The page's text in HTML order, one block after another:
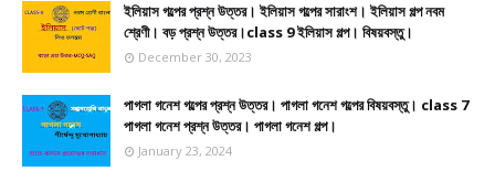
ইলিয়াস গল্পের প্রশ্ন উত্তর। ইলিয়াস গল্পের সারাংশ। ইলিয়াস গল্প নবম
শ্রেণী। বড় প্রশ্ন উত্তর।class 9 ইলিয়াস গল্প। বিষয়বস্তু।
December 30, 2023
পাগলা গনেশ গল্পের প্রশ্ন উত্তর। পাগলা গনেশ গল্পের বিষয়বস্তু। class 7
পাগলা গনেশ প্রশ্ন উত্তর। পাগলা গনেশ গল্প।
January 23, 2024